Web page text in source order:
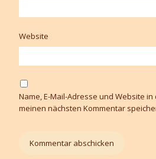
Website
Name, E-Mail-Adresse und Website
meinen nächsten Kommentar